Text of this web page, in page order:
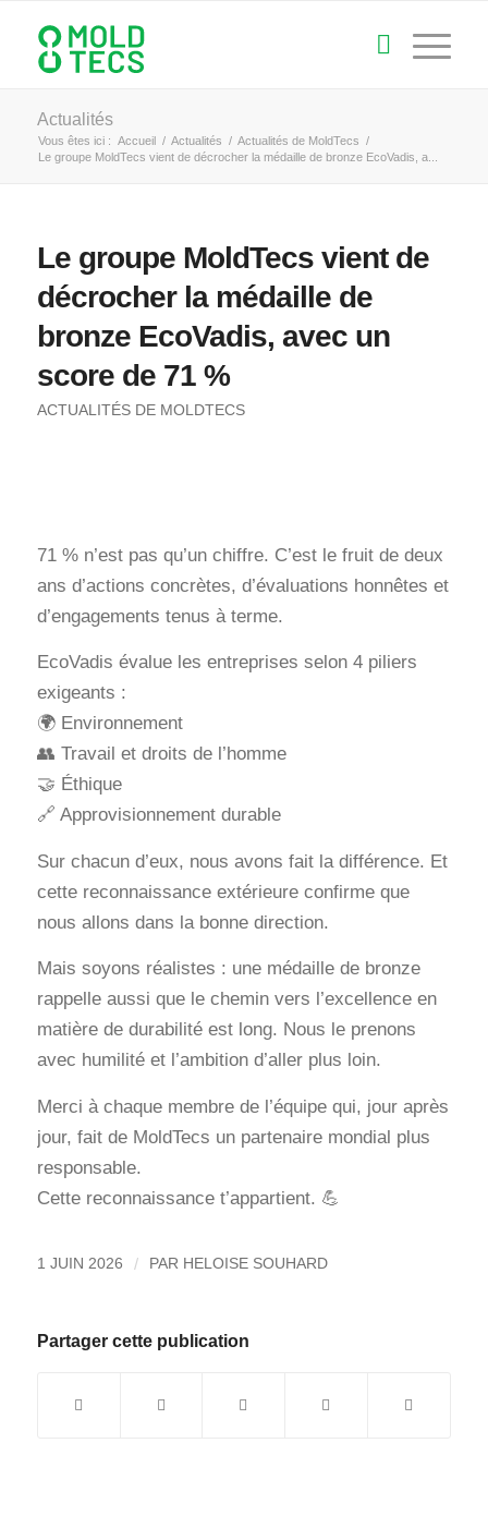
Actualités
Vous êtes ici : Accueil / Actualités / Actualités de MoldTecs /
Le groupe MoldTecs vient de décrocher la médaille de bronze EcoVadis, a...
Le groupe MoldTecs vient de
décrocher la médaille de
bronze EcoVadis, avec un
score de 71 %
ACTUALITÉS DE MOLDTECS
71 % n’est pas qu’un chiffre. C’est le fruit de deux
ans d’actions concrètes, d’évaluations honnêtes et
d’engagements tenus à terme.
EcoVadis évalue les entreprises selon 4 piliers
exigeants :
🌍 Environnement
👥 Travail et droits de l’homme
🤝 Éthique
🔗 Approvisionnement durable
Sur chacun d’eux, nous avons fait la différence. Et
cette reconnaissance extérieure confirme que
nous allons dans la bonne direction.
Mais soyons réalistes : une médaille de bronze
rappelle aussi que le chemin vers l’excellence en
matière de durabilité est long. Nous le prenons
avec humilité et l’ambition d’aller plus loin.
Merci à chaque membre de l’équipe qui, jour après
jour, fait de MoldTecs un partenaire mondial plus
responsable.
Cette reconnaissance t’appartient. 💪
1 JUIN 2026 / PAR HELOISE SOUHARD
Partager cette publication